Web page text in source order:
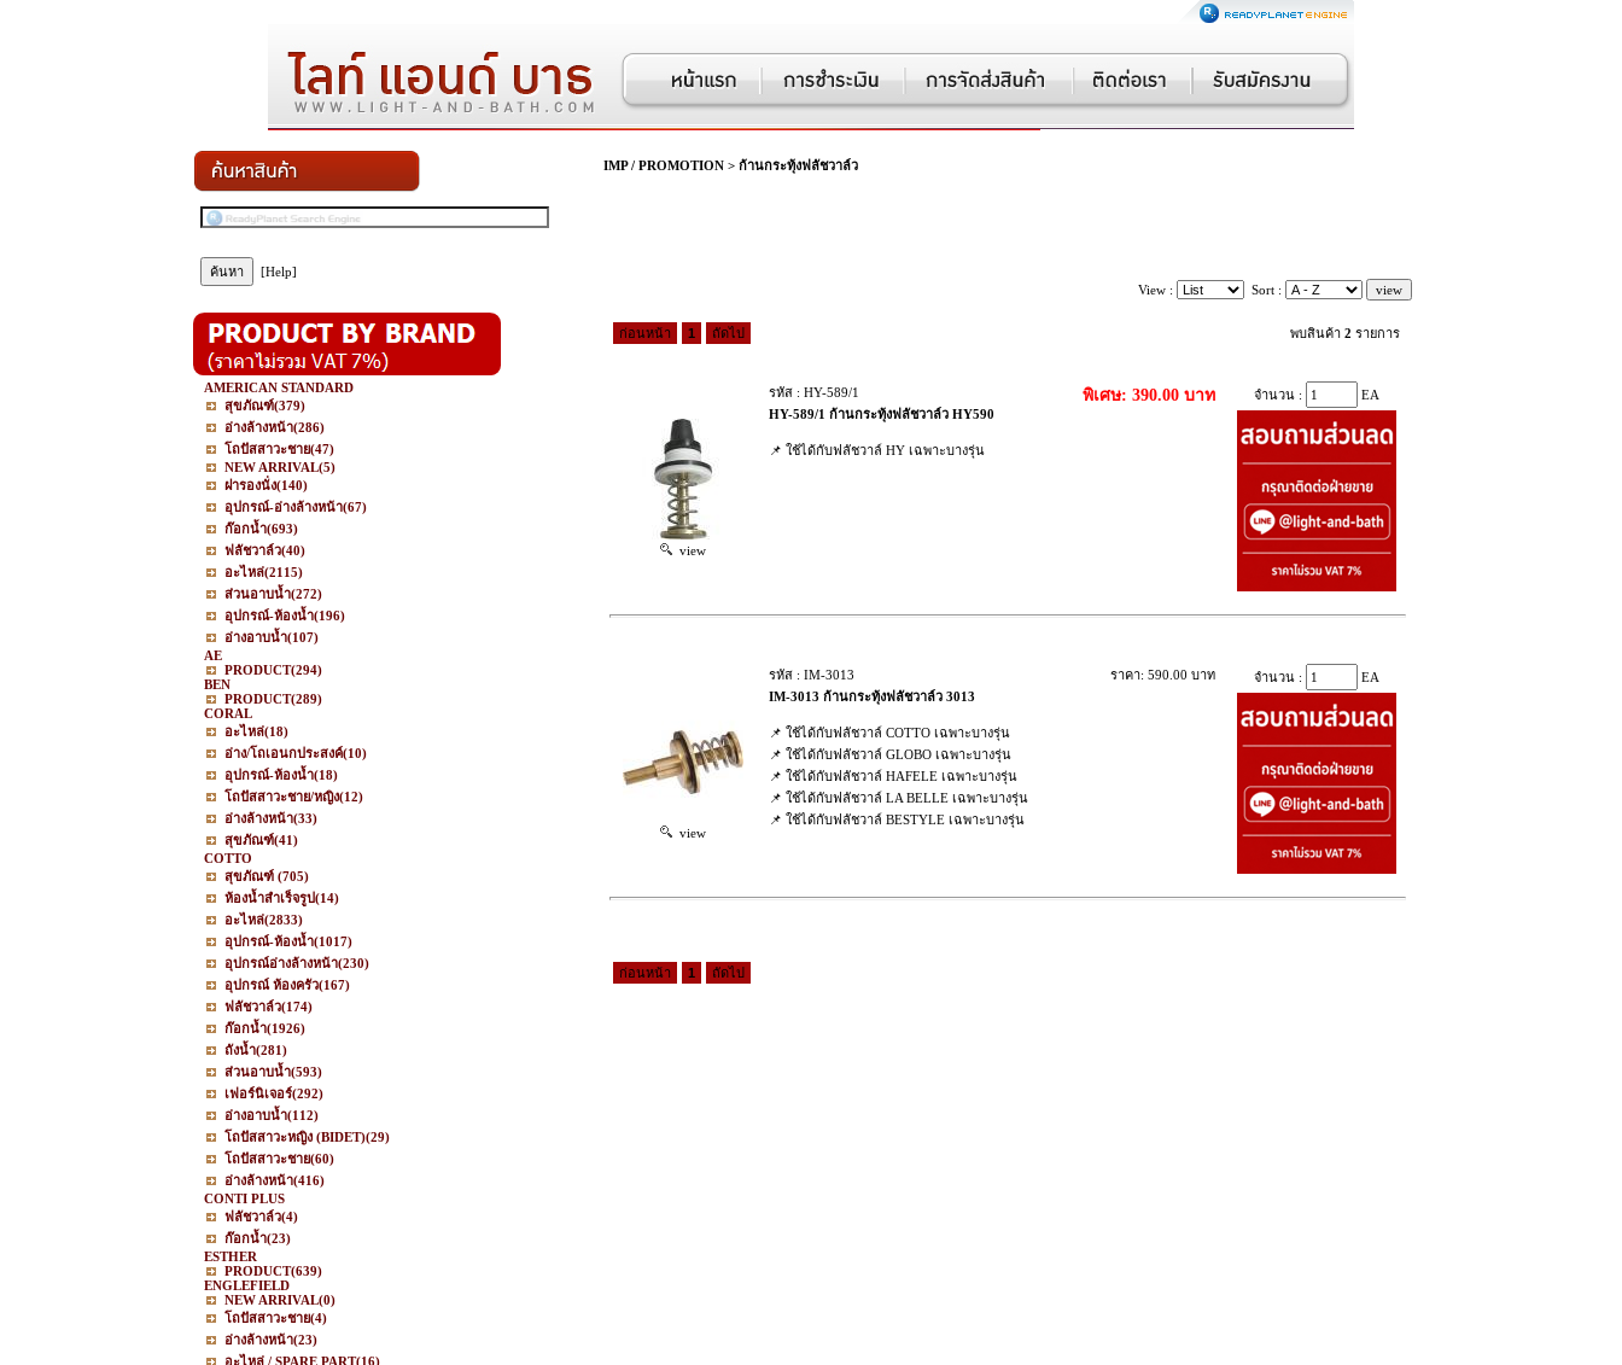
[Help]
AMERICAN STANDARD
สุขภัณฑ์(379)
อ่างล้างหน้า(286)
โถปัสสาวะชาย(47)
NEW ARRIVAL(5)
ฝารองนั่ง(140)
อุปกรณ์-อ่างล้างหน้า(67)
ก๊อกน้ำ(693)
ฟลัชวาล์ว(40)
อะไหล่(2115)
ส่วนอาบน้ำ(272)
อุปกรณ์-ห้องน้ำ(196)
อ่างอาบน้ำ(107)
AE
PRODUCT(294)
BEN
PRODUCT(289)
CORAL
อะไหล่(18)
อ่าง/โถเอนกประสงค์(10)
อุปกรณ์-ห้องน้ำ(18)
โถปัสสาวะชาย/หญิง(12)
อ่างล้างหน้า(33)
สุขภัณฑ์(41)
COTTO
สุขภัณฑ์ (705)
ห้องน้ำสำเร็จรูป(14)
อะไหล่(2833)
อุปกรณ์-ห้องน้ำ(1017)
อุปกรณ์อ่างล้างหน้า(230)
อุปกรณ์ ห้องครัว(167)
ฟลัชวาล์ว(174)
ก๊อกน้ำ(1926)
ถังน้ำ(281)
ส่วนอาบน้ำ(593)
เฟอร์นิเจอร์(292)
อ่างอาบน้ำ(112)
โถปัสสาวะหญิง (BIDET)(29)
โถปัสสาวะชาย(60)
อ่างล้างหน้า(416)
CONTI PLUS
ฟลัชวาล์ว(4)
ก๊อกน้ำ(23)
ESTHER
PRODUCT(639)
ENGLEFIELD
NEW ARRIVAL(0)
โถปัสสาวะชาย(4)
อ่างล้างหน้า(23)
อะไหล่ / SPARE PART(16)
IMP / PROMOTION > ก้านกระทุ้งฟลัชวาล์ว
View : Sort :
ก่อนหน้า 1 ถัดไป พบสินค้า 2 รายการ
view
รหัส : HY-589/1
HY-589/1 ก้านกระทุ้งฟลัชวาล์ว HY590
📌 ใช้ได้กับฟลัชวาล์ HY เฉพาะบางรุ่น
พิเศษ: 390.00 บาท จำนวน : EA
view
รหัส : IM-3013
IM-3013 ก้านกระทุ้งฟลัชวาล์ว 3013
📌 ใช้ได้กับฟลัชวาล์ COTTO เฉพาะบางรุ่น
📌 ใช้ได้กับฟลัชวาล์ GLOBO เฉพาะบางรุ่น
📌 ใช้ได้กับฟลัชวาล์ HAFELE เฉพาะบางรุ่น
📌 ใช้ได้กับฟลัชวาล์ LA BELLE เฉพาะบางรุ่น
📌 ใช้ได้กับฟลัชวาล์ BESTYLE เฉพาะบางรุ่น
ราคา: 590.00 บาท จำนวน : EA
ก่อนหน้า 1 ถัดไป